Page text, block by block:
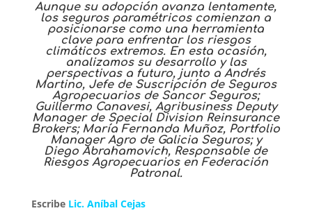
Aunque su adopción avanza lentamente,
los seguros paramétricos comienzan a
posicionarse como una herramienta
clave para enfrentar los riesgos
climáticos extremos. En esta ocasión,
analizamos su desarrollo y las
perspectivas a futuro, junto a Andrés
Martino, Jefe de Suscripción de Seguros
Agropecuarios de Sancor Seguros;
Guillermo Canavesi, Agribusiness Deputy
Manager de Special Division Reinsurance
Brokers; María Fernanda Muñoz, Portfolio
Manager Agro de Galicia Seguros; y
Diego Abrahamovich, Responsable de
Riesgos Agropecuarios en Federación
Patronal.
Escribe Lic. Aníbal Cejas